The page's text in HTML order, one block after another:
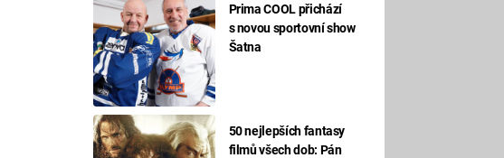
Prima COOL přichází
s novou sportovní show
Šatna
50 nejlepších fantasy
filmů všech dob: Pán